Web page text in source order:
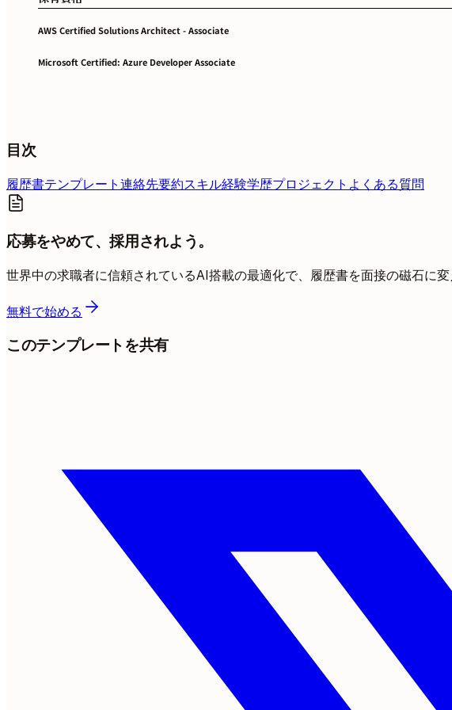
AWS Certified Solutions Architect - Associate
Microsoft Certified: Azure Developer Associate
目次
履歴書テンプレート連絡先要約スキル経験学歴プロジェクト よくある質問
応募をやめて、採用されよう。
世界中の求職者に信頼されているAI搭載の最適化で、履歴書を面接の磁石に変
無料で始める
このテンプレートを共有